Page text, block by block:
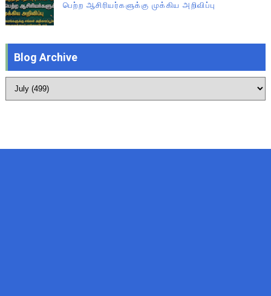
பெற்ற ஆசிரியர்களுக்கு முக்கிய அறிவிப்பு
Blog Archive